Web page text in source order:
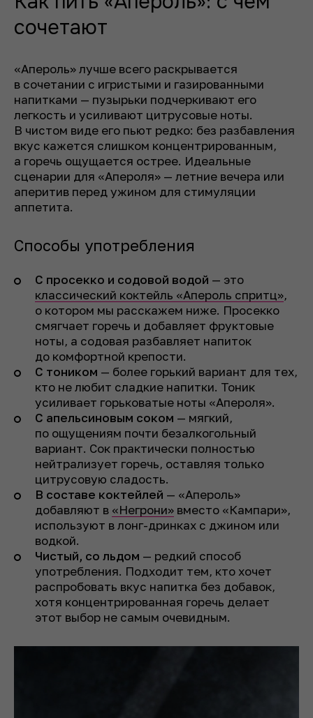
сочетают
«Апероль» лучше всего раскрывается
в сочетании с игристыми и газированными
напитками — пузырьки подчеркивают его
легкость и усиливают цитрусовые ноты.
В чистом виде его пьют редко: без разбавления
вкус кажется слишком концентрированным,
а горечь ощущается острее. Идеальные
сценарии для «Апероля» — летние вечера или
аперитив перед ужином для стимуляции
аппетита.
Способы употребления
С просекко и содовой водой — это
классический коктейль «Апероль спритц»,
о котором мы расскажем ниже. Просекко
смягчает горечь и добавляет фруктовые
ноты, а содовая разбавляет напиток
до комфортной крепости.
С тоником — более горький вариант для тех,
кто не любит сладкие напитки. Тоник
усиливает горьковатые ноты «Апероля».
С апельсиновым соком — мягкий,
по ощущениям почти безалкогольный
вариант. Сок практически полностью
нейтрализует горечь, оставляя только
цитрусовую сладость.
В составе коктейлей — «Апероль»
добавляют в «Негрони» вместо «Кампари»,
используют в лонг-дринках с джином или
водкой.
Чистый, со льдом — редкий способ
употребления. Подходит тем, кто хочет
распробовать вкус напитка без добавок,
хотя концентрированная горечь делает
этот выбор не самым очевидным.